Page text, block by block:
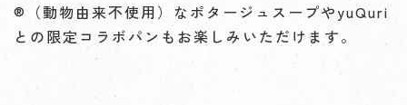
®︎（動物由来不使用）なポタージュスープやyuQuri
との限定コラボパンもお楽しみいただけます。